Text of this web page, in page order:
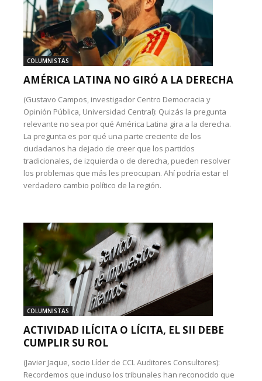
COLUMNISTAS
AMÉRICA LATINA NO GIRÓ A LA DERECHA
(Gustavo Campos, investigador Centro Democracia y
Opinión Pública, Universidad Central): Quizás la pregunta
relevante no sea por qué América Latina gira a la derecha.
La pregunta es por qué una parte creciente de los
ciudadanos ha dejado de creer que los partidos
tradicionales, de izquierda o de derecha, pueden resolver
los problemas que más les preocupan. Ahí podría estar el
verdadero cambio político de la región.
COLUMNISTAS
ACTIVIDAD ILÍCITA O LÍCITA, EL SII DEBE
CUMPLIR SU ROL
(Javier Jaque, socio Líder de CCL Auditores Consultores):
Recordemos que incluso los tribunales han reconocido que